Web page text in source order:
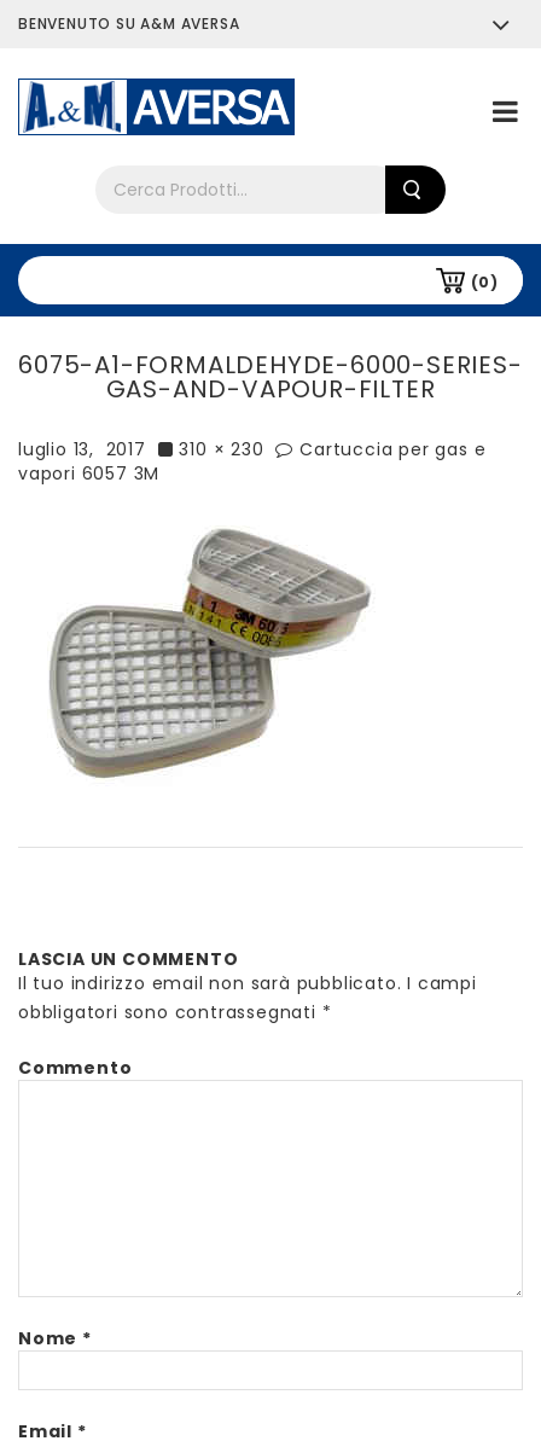
BENVENUTO SU A&M AVERSA
(0)
6075-A1-FORMALDEHYDE-6000-SERIES-
GAS-AND-VAPOUR-FILTER
luglio 13, 2017 310 × 230
Cartuccia per gas e
vapori 6057 3M
LASCIA UN COMMENTO
Il tuo indirizzo email non sarà pubblicato. I campi
obbligatori sono contrassegnati *
Commento
Nome *
Email *